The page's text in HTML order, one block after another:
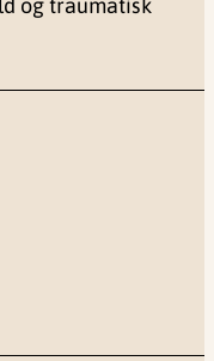
og traumatisk